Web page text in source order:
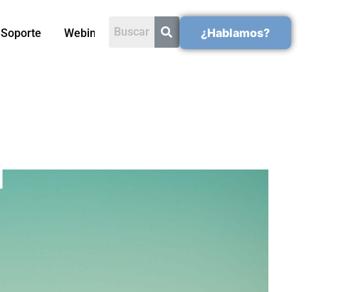
Soporte Webinars ¿Hablamos?